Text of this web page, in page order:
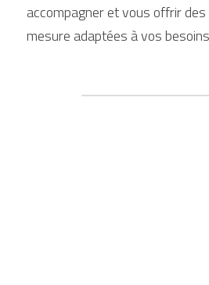
accompagner et vous offrir
mesure adaptées à vos